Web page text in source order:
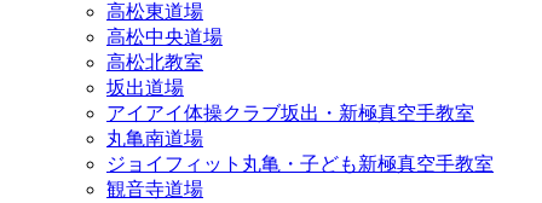
高松東道場
高松中央道場
高松北教室
坂出道場
アイアイ体操クラブ坂出・新極真空手教室
丸亀南道場
ジョイフィット丸亀・子ども新極真空手教室
観音寺道場